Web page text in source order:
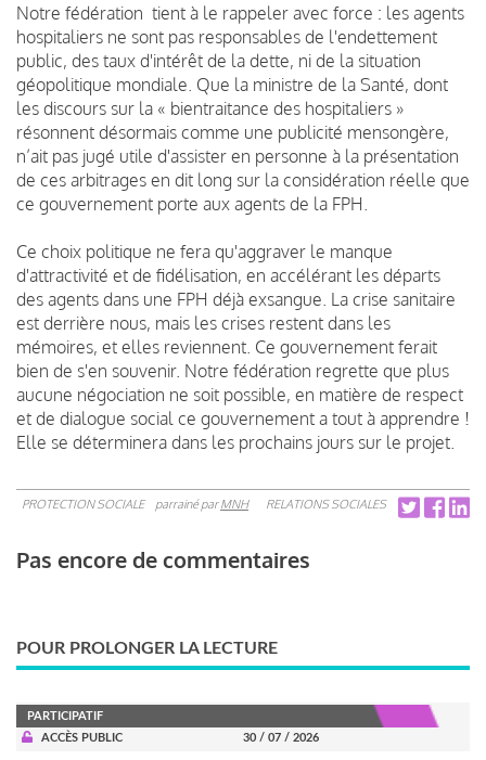
Notre fédération tient à le rappeler avec force : les agents
hospitaliers ne sont pas responsables de l'endettement
public, des taux d'intérêt de la dette, ni de la situation
géopolitique mondiale. Que la ministre de la Santé, dont
les discours sur la « bientraitance des hospitaliers »
résonnent désormais comme une publicité mensongère,
n’ait pas jugé utile d'assister en personne à la présentation
de ces arbitrages en dit long sur la considération réelle que
ce gouvernement porte aux agents de la FPH.
Ce choix politique ne fera qu'aggraver le manque
d'attractivité et de fidélisation, en accélérant les départs
des agents dans une FPH déjà exsangue. La crise sanitaire
est derrière nous, mais les crises restent dans les
mémoires, et elles reviennent. Ce gouvernement ferait
bien de s'en souvenir. Notre fédération regrette que plus
aucune négociation ne soit possible, en matière de respect
et de dialogue social ce gouvernement a tout à apprendre !
Elle se déterminera dans les prochains jours sur le projet.
PROTECTION SOCIALE parrainé parMNH RELATIONS SOCIALES
Pas encore de commentaires
POUR PROLONGER LA LECTURE
PARTICIPATIF
ACCÈS PUBLIC
30 / 07 / 2026